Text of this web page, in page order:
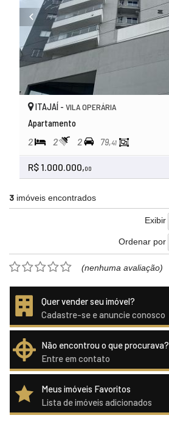
ITAJAÍ - VILA OPERÁRIA
Apartamento
2 2 2 79,41
R$ 1.000.000,00
3 imóveis encontrados
Exibir
Ordenar por
(nenhuma avaliação)
Quer vender seu imóvel?
Cadastre-se e anuncie conosco
Não encontrou o que procurava?
Entre em contato
Meus imóveis Favoritos
Lista de imóveis adicionados